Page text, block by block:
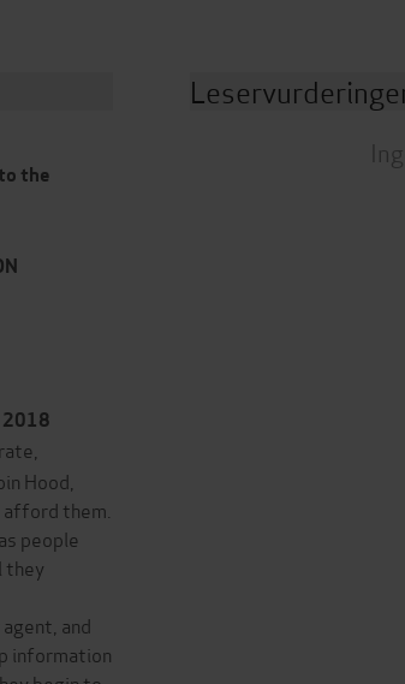
the
2018
Hood,
them.
people
they
and
information